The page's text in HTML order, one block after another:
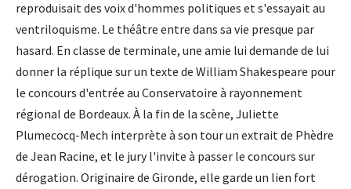
reproduisait des voix d'hommes politiques et s'essayait au
ventriloquisme. Le théâtre entre dans sa vie presque par
hasard. En classe de terminale, une amie lui demande de lui
donner la réplique sur un texte de William Shakespeare pour
le concours d'entrée au Conservatoire à rayonnement
régional de Bordeaux. À la fin de la scène, Juliette
Plumecocq-Mech interprète à son tour un extrait de Phèdre
de Jean Racine, et le jury l'invite à passer le concours sur
dérogation. Originaire de Gironde, elle garde un lien fort